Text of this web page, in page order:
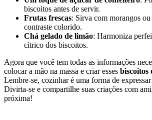
biscoitos antes de servir.
Frutas frescas: Sirva com morangos
contraste colorido.
Chá gelado de limão: Harmoniza
cítrico dos biscoitos.
Agora que você tem todas as informações
colocar a mão na massa e criar esses biscoitos
Lembre-se, cozinhar é uma forma de
Divirta-se e compartilhe suas criações com
próxima!